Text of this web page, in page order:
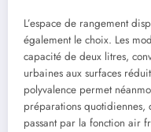
L’espace de rangement
également le choix. Les
capacité de deux litres,
urbaines aux surfaces
polyvalence permet
préparations quotidiennes,
passant par la fonction air